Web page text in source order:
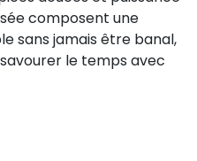
composent une
sans jamais être banal,
le temps avec